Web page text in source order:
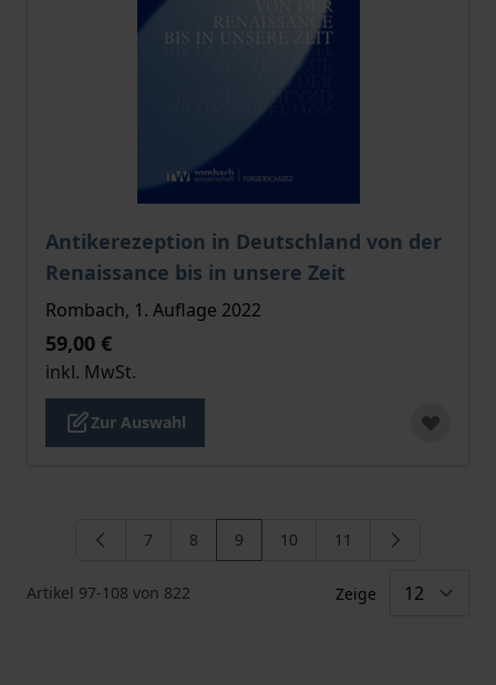
Antikerezeption in Deutschland von der
Renaissance bis in unsere Zeit
Der Preis dieses Titels richtet sich nach der
Rombach, 1. Auflage 2022
59,00 €
inkl. MwSt.
Zur Auswahl
Artikel 97-108 von 822
Seite
7 Seite
8 Sie lesen gerade die Seite
9 Seite
10 Seite
11
Zeige